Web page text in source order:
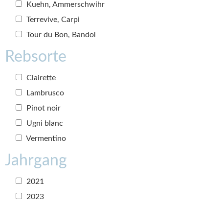
Kuehn, Ammerschwihr
Terrevive, Carpi
Tour du Bon, Bandol
Rebsorte
Clairette
Lambrusco
Pinot noir
Ugni blanc
Vermentino
Jahrgang
2021
2023